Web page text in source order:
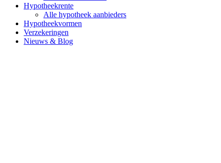
Hypotheekrente
Alle hypotheek aanbieders
Hypotheekvormen
Verzekeringen
Nieuws & Blog